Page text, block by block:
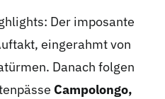
Der imposante
eingerahmt von
Danach folgen
Campolongo,